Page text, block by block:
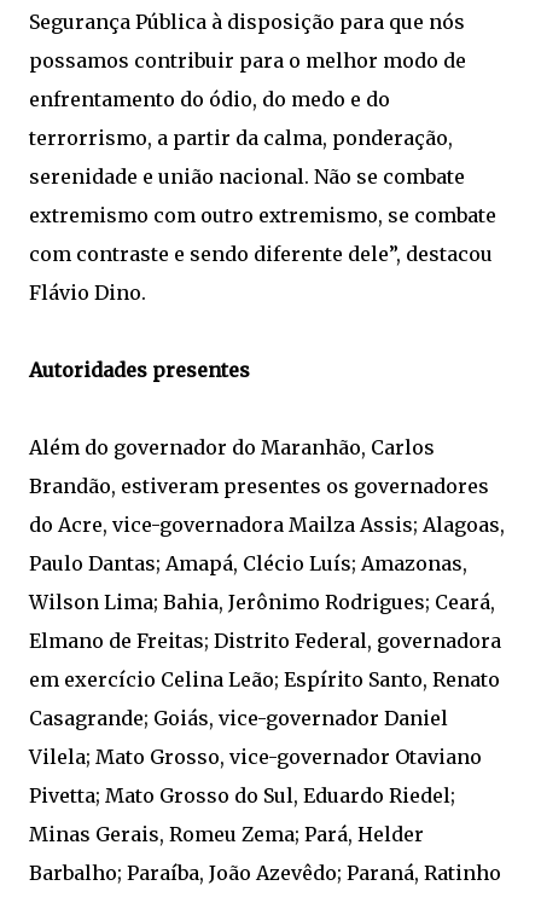
Segurança Pública à disposição para que nós
possamos contribuir para o melhor modo de
enfrentamento do ódio, do medo e do
terrorrismo, a partir da calma, ponderação,
serenidade e união nacional. Não se combate
extremismo com outro extremismo, se combate
com contraste e sendo diferente dele”, destacou
Flávio Dino.
Autoridades presentes
Além do governador do Maranhão, Carlos
Brandão, estiveram presentes os governadores
do Acre, vice-governadora Mailza Assis; Alagoas,
Paulo Dantas; Amapá, Clécio Luís; Amazonas,
Wilson Lima; Bahia, Jerônimo Rodrigues; Ceará,
Elmano de Freitas; Distrito Federal, governadora
em exercício Celina Leão; Espírito Santo, Renato
Casagrande; Goiás, vice-governador Daniel
Vilela; Mato Grosso, vice-governador Otaviano
Pivetta; Mato Grosso do Sul, Eduardo Riedel;
Minas Gerais, Romeu Zema; Pará, Helder
Barbalho; Paraíba, João Azevêdo; Paraná, Ratinho